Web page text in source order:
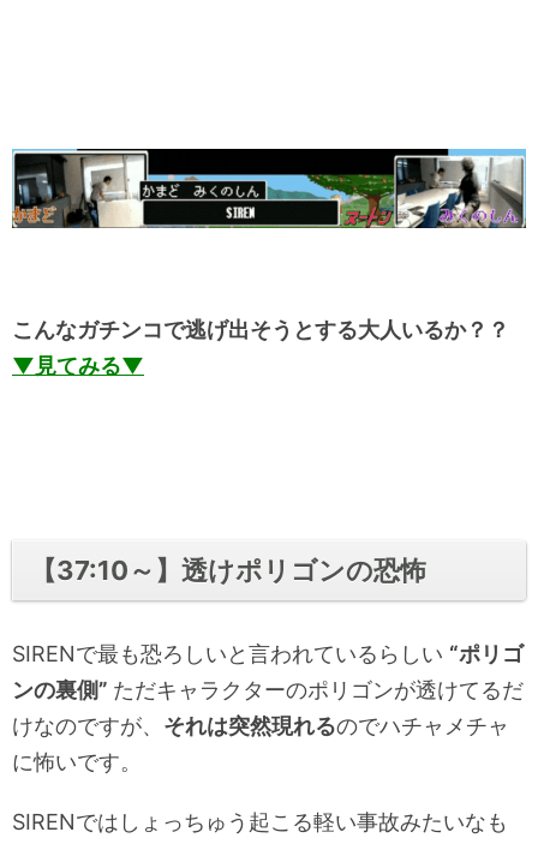
こんなガチンコで逃げ出そうとする大人いるか？？
▼見てみる▼
【37:10～】透けポリゴンの恐怖
SIRENで最も恐ろしいと言われているらしい “ポリゴ
ンの裏側” ただキャラクターのポリゴンが透けてるだ
けなのですが、 それは突然現れるのでハチャメチャ
に怖いです。
SIRENではしょっちゅう起こる軽い事故みたいなも